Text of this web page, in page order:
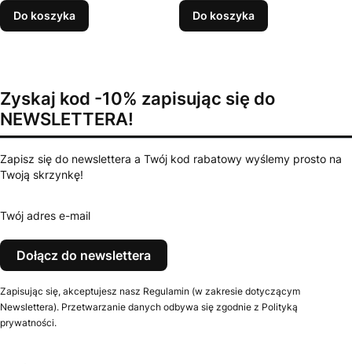
Do koszyka Do koszyka
Zyskaj kod -10% zapisując się do
NEWSLETTERA!
Zapisz się do newslettera a Twój kod rabatowy wyślemy prosto na
Twoją skrzynkę!
Twój adres e-mail
Dołącz do newslettera
Zapisując się, akceptujesz nasz Regulamin (w zakresie dotyczącym
Newslettera). Przetwarzanie danych odbywa się zgodnie z Polityką
prywatności.